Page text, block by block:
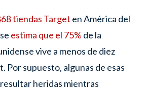
tiendas Target en América del
estima que el 75% de la
vive a menos de diez
Por supuesto, algunas de esas
heridas mientras